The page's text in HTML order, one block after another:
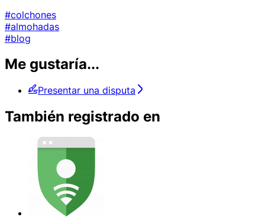
#colchones
#almohadas
#blog
Me gustaría...
Presentar una disputa
También registrado en